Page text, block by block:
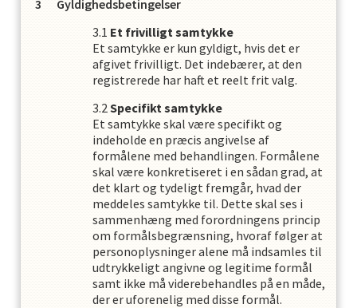
Gyldighedsbetingelser
Et frivilligt samtykke
Et samtykke er kun gyldigt, hvis det er
afgivet frivilligt. Det indebærer, at den
registrerede har haft et reelt frit valg.
Specifikt samtykke
Et samtykke skal være specifikt og
indeholde en præcis angivelse af
formålene med behandlingen. Formålene
skal være konkretiseret i en sådan grad, at
det klart og tydeligt fremgår, hvad der
meddeles samtykke til. Dette skal ses i
sammenhæng med forordningens princip
om formålsbegrænsning, hvoraf følger at
personoplysninger alene må indsamles til
udtrykkeligt angivne og legitime formål
samt ikke må viderebehandles på en måde,
der er uforenelig med disse formål.